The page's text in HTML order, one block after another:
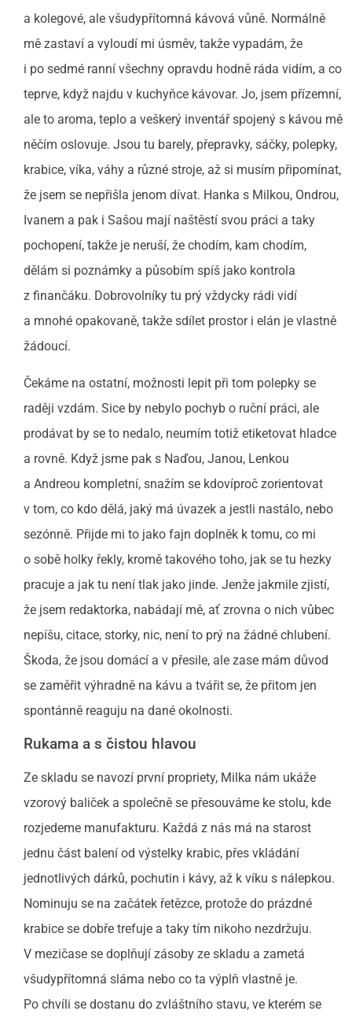
a kolegové, ale všudypřítomná kávová vůně. Normálně
mě zastaví a vyloudí mi úsměv, takže vypadám, že
i po sedmé ranní všechny opravdu hodně ráda vidím, a co
teprve, když najdu v kuchyňce kávovar. Jo, jsem přízemní,
ale to aroma, teplo a veškerý inventář spojený s kávou mě
něčím oslovuje. Jsou tu barely, přepravky, sáčky, polepky,
krabice, víka, váhy a různé stroje, až si musím připomínat,
že jsem se nepřišla jenom dívat. Hanka s Milkou, Ondrou,
Ivanem a pak i Sašou mají naštěstí svou práci a taky
pochopení, takže je neruší, že chodím, kam chodím,
dělám si poznámky a působím spíš jako kontrola
z finančáku. Dobrovolníky tu prý vždycky rádi vidí
a mnohé opakovaně, takže sdílet prostor i elán je vlastně
žádoucí.
Čekáme na ostatní, možnosti lepit při tom polepky se
raději vzdám. Sice by nebylo pochyb o ruční práci, ale
prodávat by se to nedalo, neumím totiž etiketovat hladce
a rovně. Když jsme pak s Naďou, Janou, Lenkou
a Andreou kompletní, snažím se kdovíproč zorientovat
v tom, co kdo dělá, jaký má úvazek a jestli nastálo, nebo
sezónně. Přijde mi to jako fajn doplněk k tomu, co mi
o sobě holky řekly, kromě takového toho, jak se tu hezky
pracuje a jak tu není tlak jako jinde. Jenže jakmile zjistí,
že jsem redaktorka, nabádají mě, ať zrovna o nich vůbec
nepíšu, citace, storky, nic, není to prý na žádné chlubení.
Škoda, že jsou domácí a v přesile, ale zase mám důvod
se zaměřit výhradně na kávu a tvářit se, že přitom jen
spontánně reaguju na dané okolnosti.
Rukama a s čistou hlavou
Ze skladu se navozí první propriety, Milka nám ukáže
vzorový baliček a společně se přesouváme ke stolu, kde
rozjedeme manufakturu. Každá z nás má na starost
jednu část balení od výstelky krabic, přes vkládání
jednotlivých dárků, pochutin i kávy, až k víku s nálepkou.
Nominuju se na začátek řetězce, protože do prázdné
krabice se dobře trefuje a taky tím nikoho nezdržuju.
V mezičase se doplňují zásoby ze skladu a zametá
všudypřítomná sláma nebo co ta výplň vlastně je.
Po chvíli se dostanu do zvláštního stavu, ve kterém se